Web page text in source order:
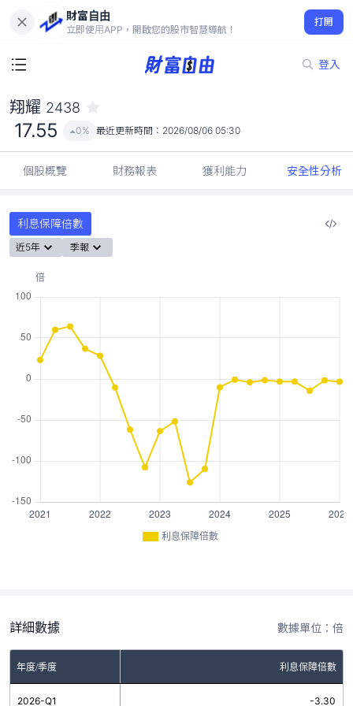
財富自由
立即使用APP，開啟您的股市智慧導航！
打開
登入
17.55
0%
翔耀 2438
17.55 0% 最近更新時間： 2026/08/06 05:30
個股概覽 財務報表 獲利能力 安全性分析
利息保障倍數
近5年 季報
利息保障倍數
詳細數據 數據單位：倍
年度/季度 利息保障倍數
2026-Q1 -3.30